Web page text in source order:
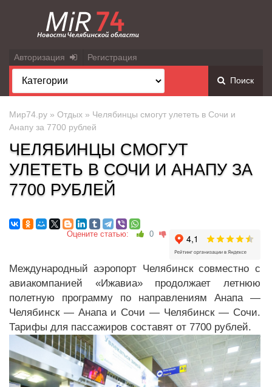
Авторизация Регистрация
Поиск
Мир74.ру » Отдых » Челябинцы смогут улететь в Сочи и
Анапу за 7700 рублей
ЧЕЛЯБИНЦЫ СМОГУТ
УЛЕТЕТЬ В СОЧИ И АНАПУ ЗА
7700 РУБЛЕЙ
Оцените статью: 0
Международный аэропорт Челябинск совместно с
авиакомпанией «Ижавиа» продолжает летнюю
полетную программу по направлениям Анапа —
Челябинск — Анапа и Сочи — Челябинск — Сочи.
Тарифы для пассажиров составят от 7700 рублей.